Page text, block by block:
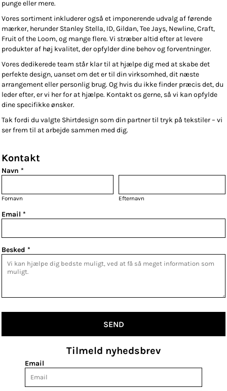
punge eller mere.
Vores sortiment inkluderer også et imponerende udvalg af førende
mærker, herunder Stanley Stella, ID, Gildan, Tee Jays, Newline, Craft,
Fruit of the Loom, og mange flere. Vi stræber altid efter at levere
produkter af høj kvalitet, der opfylder dine behov og forventninger.
Vores dedikerede team står klar til at hjælpe dig med at skabe det
perfekte design, uanset om det er til din virksomhed, dit næste
arrangement eller personlig brug. Og hvis du ikke finder præcis det, du
leder efter, er vi her for at hjælpe. Kontakt os gerne, så vi kan opfylde
dine specifikke ønsker.
Tak fordi du valgte Shirtdesign som din partner til tryk på tekstiler – vi
ser frem til at arbejde sammen med dig.
Kontakt
Navn *
Fornavn Efternavn
Email *
Besked *
SEND
Tilmeld nyhedsbrev
Email